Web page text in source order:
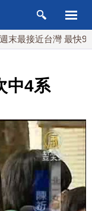
近台灣 最快9日可能
中4系